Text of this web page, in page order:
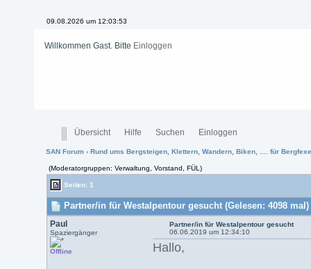
09.08.2026 um 12:03:53
Willkommen Gast. Bitte Einloggen
Übersicht Hilfe Suchen Einloggen
SAN Forum › Rund ums Bergsteigen, Klettern, Wandern, Biken, .... für
(Moderatorgruppen: Verwaltung, Vorstand, FÜL)
Seiten: 1
Partner/in für Westalpentour gesucht (Gelesen: 4098 mal)
Paul
Spaziergänger
Offline
Partner/in für Westalpentour gesucht
06.06.2019 um 12:34:10
Hallo,